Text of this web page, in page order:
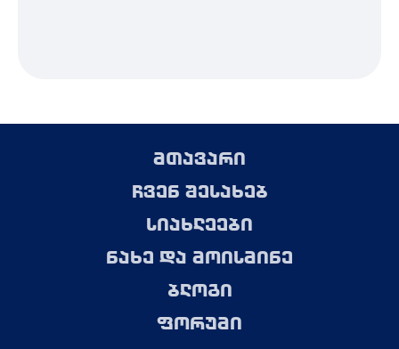
მთავარი
ჩვენ შესახებ
სიახლეები
ნახე და მოისმინე
ბლოგი
ფორუმი